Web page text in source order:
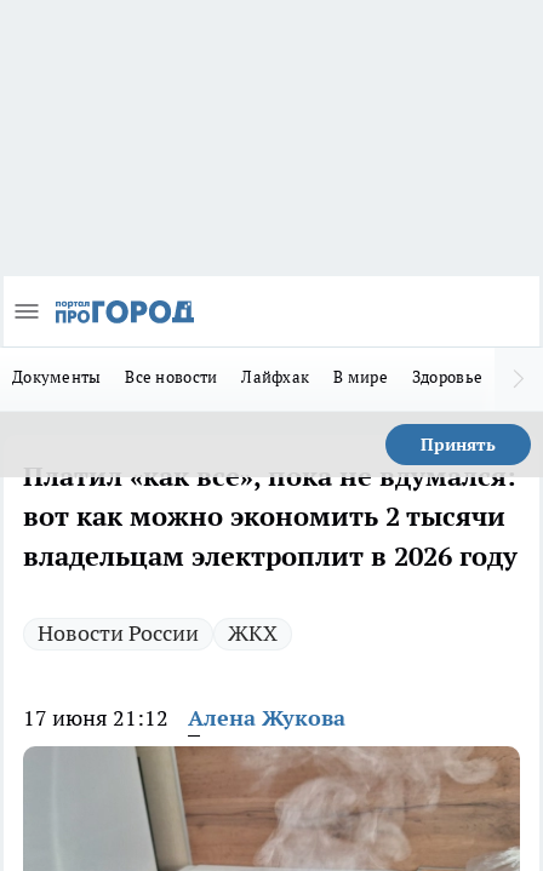
Документы Все новости Лайфхак В мире Здоровье
Принять
Платил «как все», пока не вдумался:
вот как можно экономить 2 тысячи
владельцам электроплит в 2026 году
Новости России ЖКХ
17 июня 21:12 Алена Жукова